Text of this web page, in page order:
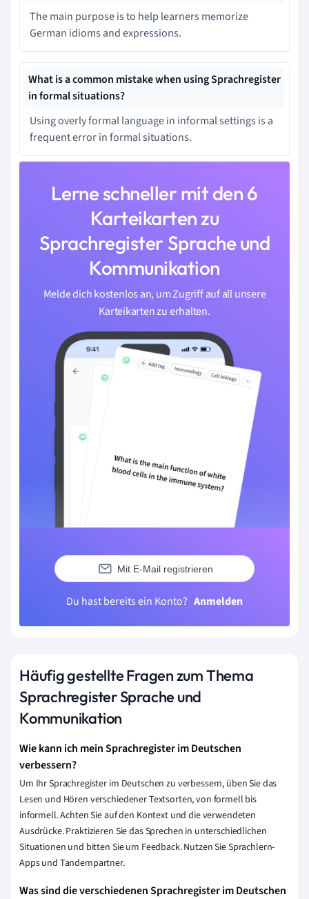
The main purpose is to help learners memorize
German idioms and expressions.
What is a common mistake when using Sprachregister
in formal situations?
Using overly formal language in informal settings is a
frequent error in formal situations.
Lerne schneller mit den 6
Karteikarten zu
Sprachregister Sprache und
Kommunikation
Melde dich kostenlos an, um Zugriff auf all unsere
Karteikarten zu erhalten.
Mit E-Mail registrieren
Du hast bereits ein Konto? Anmelden
Häufig gestellte Fragen zum Thema
Sprachregister Sprache und
Kommunikation
Wie kann ich mein Sprachregister im Deutschen
verbessern?
Um Ihr Sprachregister im Deutschen zu verbessern, üben Sie das
Lesen und Hören verschiedener Textsorten, von formell bis
informell. Achten Sie auf den Kontext und die verwendeten
Ausdrücke. Praktizieren Sie das Sprechen in unterschiedlichen
Situationen und bitten Sie um Feedback. Nutzen Sie Sprachlern-
Apps und Tandempartner.
Was sind die verschiedenen Sprachregister im Deutschen